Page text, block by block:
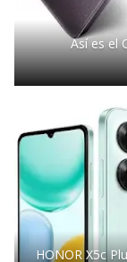
Así es el
HONOR X5c